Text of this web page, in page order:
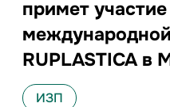
примет участие
RUPLASTICA в
ИЗП